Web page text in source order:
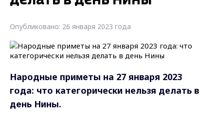
Опубликовано: 26 января 2023 года
Народные приметы на 27 января 2023
года: что категорически нельзя делать в
день Нины.